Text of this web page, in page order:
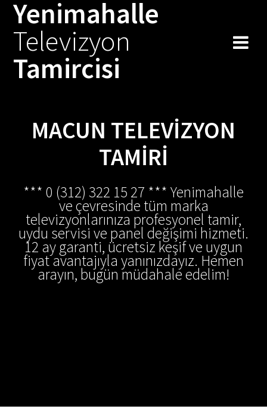
Yenimahalle
Televizyon
Tamircisi
MACUN TELEVIZYON
TAMIRI
*** 0 (312) 322 15 27 *** Yenimahalle
ve çevresinde tüm marka
televizyonlarınıza profesyonel tamir,
uydu servisi ve panel değişimi hizmeti.
12 ay garanti, ücretsiz keşif ve uygun
fiyat avantajıyla yanınızdayız. Hemen
arayın, bugün müdahale edelim!